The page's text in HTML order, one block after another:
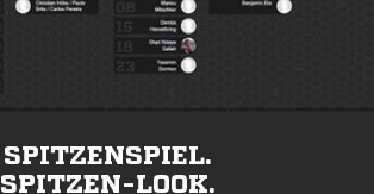
SPITZENSPIEL.
SPITZEN-LOOK.